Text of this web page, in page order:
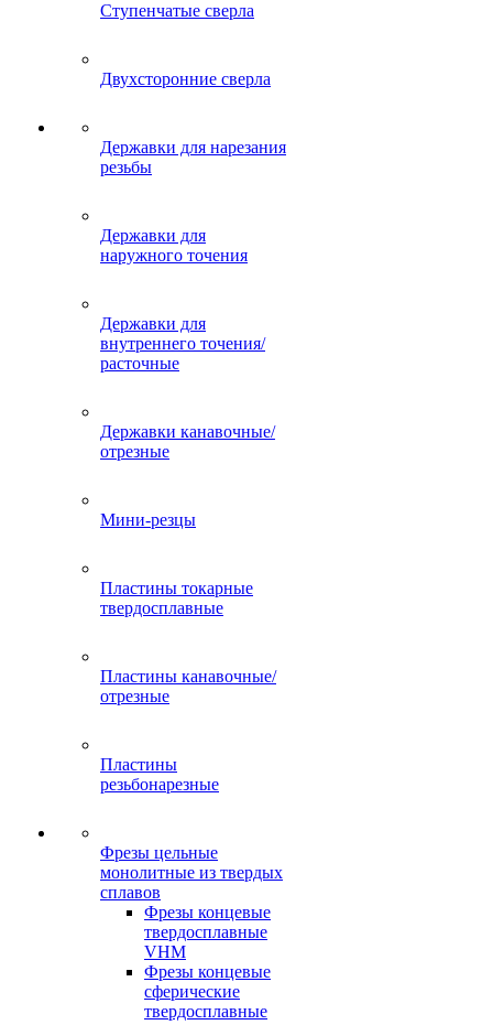
Ступенчатые сверла
Двухсторонние сверла
Державки для нарезания
резьбы
Державки для
наружного точения
Державки для
внутреннего точения/
расточные
Державки канавочные/
отрезные
Мини-резцы
Пластины токарные
твердосплавные
Пластины канавочные/
отрезные
Пластины
резьбонарезные
Фрезы цельные
монолитные из твердых
сплавов
Фрезы концевые
твердосплавные
VHM
Фрезы концевые
сферические
твердосплавные